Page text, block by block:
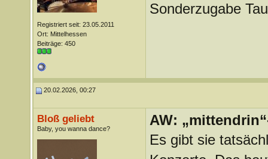
Registriert seit: 23.05.2011
Ort: Mittelhessen
Beiträge: 450
Sonderzugabe
20.02.2026, 00:27
Bloß geliebt
Baby, you wanna dance?
AW:
Es gibt sie